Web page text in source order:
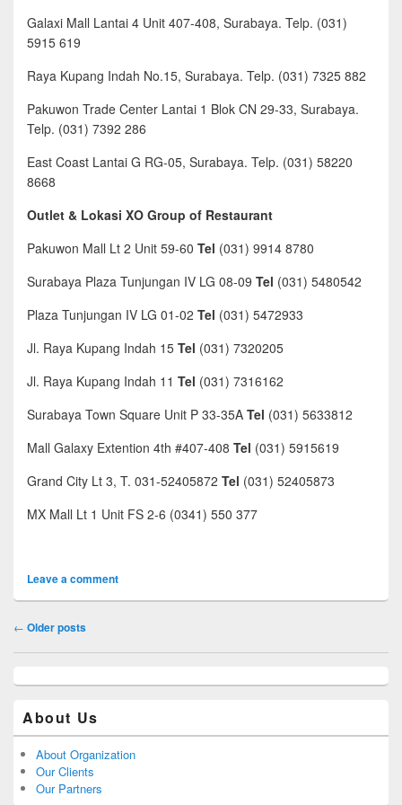
Galaxi Mall Lantai 4 Unit 407-408, Surabaya. Telp. (031)
5915 619
Raya Kupang Indah No.15, Surabaya. Telp. (031) 7325 882
Pakuwon Trade Center Lantai 1 Blok CN 29-33, Surabaya.
Telp. (031) 7392 286
East Coast Lantai G RG-05, Surabaya. Telp. (031) 58220
8668
Outlet & Lokasi XO Group of Restaurant
Pakuwon Mall Lt 2 Unit 59-60 Tel (031) 9914 8780
Surabaya Plaza Tunjungan IV LG 08-09 Tel (031) 5480542
Plaza Tunjungan IV LG 01-02 Tel (031) 5472933
Jl. Raya Kupang Indah 15 Tel (031) 7320205
Jl. Raya Kupang Indah 11 Tel (031) 7316162
Surabaya Town Square Unit P 33-35A Tel (031) 5633812
Mall Galaxy Extention 4th #407-408 Tel (031) 5915619
Grand City Lt 3, T. 031-52405872 Tel (031) 52405873
MX Mall Lt 1 Unit FS 2-6 (0341) 550 377
Leave a comment
Post navigation
← Older posts
About Us
About Organization
Our Clients
Our Partners